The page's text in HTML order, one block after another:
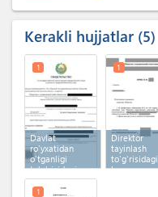
Kerakli hujjatlar 5
Davlat
ro'yxatidan
o'tganligi
to'g'risidagi
guvohnoma
1
Direktor
tayinlash
to'g'risidagi
buyruq
1
1